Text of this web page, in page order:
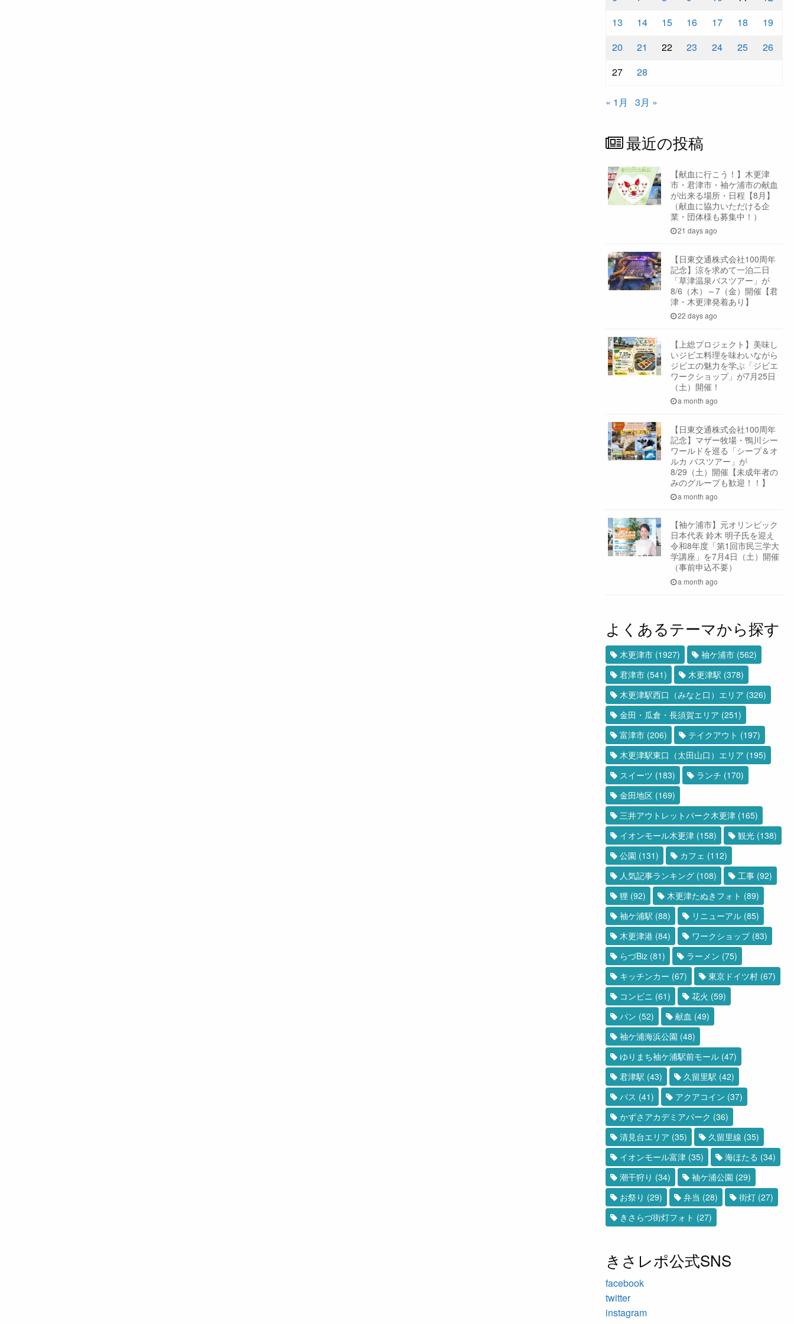
13
14 15 16 17 18
19
20
21 22 23 24 25
26
27
28
« 1月 3月 »
最近の投稿
【献血に行こう！】木更津
市・君津市・袖ケ浦市の献血
が出来る場所・日程【8月】
（献血に協力いただける企
業・団体様も募集中！）
21 days ago
【日東交通株式会社100周年
記念】涼を求めて一泊二日
「草津温泉バスツアー」が
8/6（木）～7（金）開催【君
津・木更津発着あり】
22 days ago
【上総プロジェクト】美味し
いジビエ料理を味わいながら
ジビエの魅力を学ぶ「ジビエ
ワークショップ」が7月25日
（土）開催！
a month ago
【日東交通株式会社100周年
記念】マザー牧場・鴨川シー
ワールドを巡る「シープ＆オ
ルカ バスツアー」が
8/29（土）開催【未成年者の
みのグループも歓迎！！】
a month ago
【袖ケ浦市】元オリンピック
日本代表 鈴木 明子氏を迎え
令和8年度「第1回市民三学大
学講座」を7月4日（土）開催
（事前申込不要）
a month ago
よくあるテーマから探す
木更津市(1927) 袖ケ浦市(562)
君津市(541) 木更津駅 (378)
木更津駅西口（みなと口）エリア (326)
金田・瓜倉・長須賀エリア (251)
富津市(206) テイクアウト (197)
木更津駅東口（太田山口）エリア (195)
スイーツ (183) ランチ (170)
金田地区(169)
三井アウトレットパーク木更津(165)
イオンモール木更津(158) 観光(138)
公園 (131) カフェ (112)
人気記事ランキング(108) 工事(92)
狸 (92) 木更津たぬきフォト (89)
袖ケ浦駅 (88) リニューアル(85)
木更津港(84) ワークショップ(83)
らづBiz(81) ラーメン (75)
キッチンカー (67) 東京ドイツ村(67)
コンビニ (61) 花火 (59)
パン (52) 献血 (49)
袖ケ浦海浜公園 (48)
ゆりまち袖ケ浦駅前モール(47)
君津駅 (43) 久留里駅 (42)
バス (41) アクアコイン (37)
かずさアカデミアパーク (36)
清見台エリア (35) 久留里線 (35)
イオンモール富津(35) 海ほたる (34)
潮干狩り (34) 袖ケ浦公園 (29)
お祭り (29) 弁当 (28) 街灯(27)
きさらづ街灯フォト (27)
きさレポ公式SNS
facebook
twitter
instagram